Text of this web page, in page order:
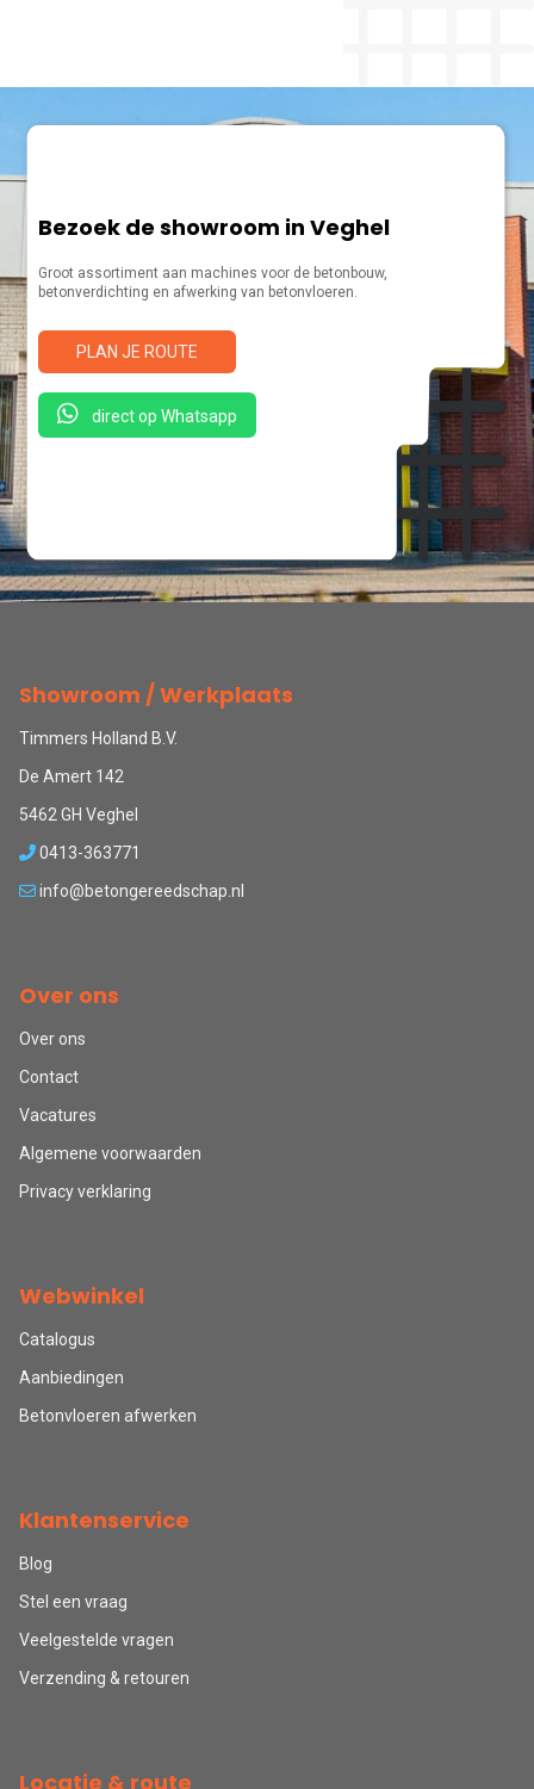
Bezoek de showroom in Veghel
Groot assortiment aan machines voor de betonbouw,
betonverdichting en afwerking van betonvloeren.
PLAN JE ROUTE
direct op Whatsapp
Showroom / Werkplaats
Timmers Holland B.V.
De Amert 142
5462 GH Veghel
0413-363771
info@betongereedschap.nl
Over ons
Over ons
Contact
Vacatures
Algemene voorwaarden
Privacy verklaring
Webwinkel
Catalogus
Aanbiedingen
Betonvloeren afwerken
Klantenservice
Blog
Stel een vraag
Veelgestelde vragen
Verzending & retouren
Locatie & route